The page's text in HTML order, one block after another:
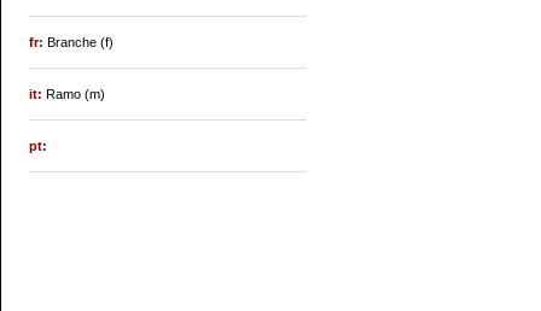
fr:Branche (f)
it:Ramo (m)
pt: